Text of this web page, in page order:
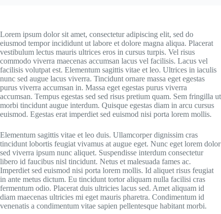
Lorem ipsum dolor sit amet, consectetur adipiscing elit, sed do
eiusmod tempor incididunt ut labore et dolore magna aliqua. Placerat
vestibulum lectus mauris ultrices eros in cursus turpis. Vel risus
commodo viverra maecenas accumsan lacus vel facilisis. Lacus vel
facilisis volutpat est. Elementum sagittis vitae et leo. Ultrices in iaculis
nunc sed augue lacus viverra. Tincidunt ornare massa eget egestas
purus viverra accumsan in. Massa eget egestas purus viverra
accumsan. Tempus egestas sed sed risus pretium quam. Sem fringilla ut
morbi tincidunt augue interdum. Quisque egestas diam in arcu cursus
euismod. Egestas erat imperdiet sed euismod nisi porta lorem mollis.
Elementum sagittis vitae et leo duis. Ullamcorper dignissim cras
tincidunt lobortis feugiat vivamus at augue eget. Nunc eget lorem dolor
sed viverra ipsum nunc aliquet. Suspendisse interdum consectetur
libero id faucibus nisl tincidunt. Netus et malesuada fames ac.
Imperdiet sed euismod nisi porta lorem mollis. Id aliquet risus feugiat
in ante metus dictum. Eu tincidunt tortor aliquam nulla facilisi cras
fermentum odio. Placerat duis ultricies lacus sed. Amet aliquam id
diam maecenas ultricies mi eget mauris pharetra. Condimentum id
venenatis a condimentum vitae sapien pellentesque habitant morbi.